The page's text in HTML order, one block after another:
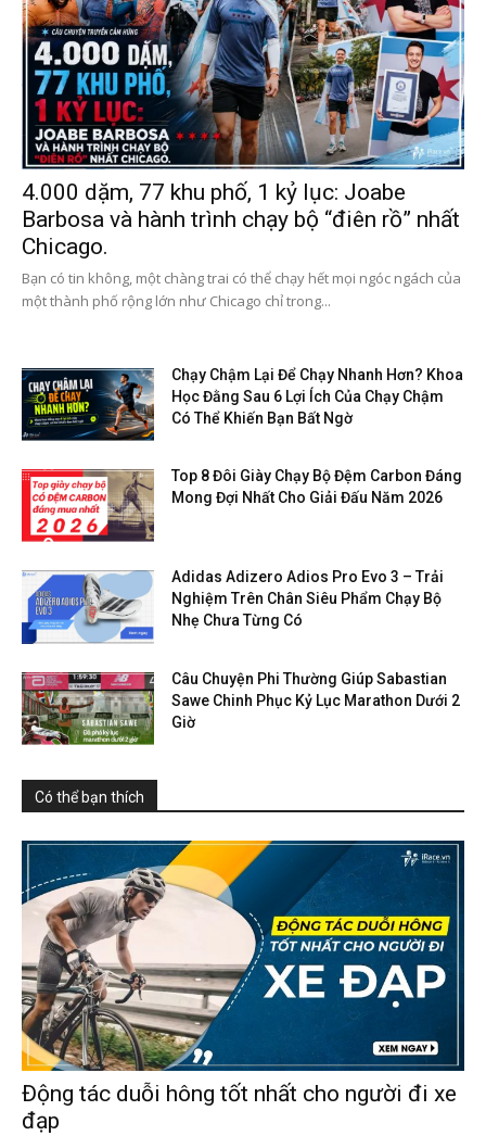
4.000 dặm, 77 khu phố, 1 kỷ lục: Joabe
Barbosa và hành trình chạy bộ “điên rồ” nhất
Chicago.
Bạn có tin không, một chàng trai có thể chạy hết mọi ngóc ngách của
một thành phố rộng lớn như Chicago chỉ trong...
Chạy Chậm Lại Để Chạy Nhanh Hơn? Khoa
Học Đằng Sau 6 Lợi Ích Của Chạy Chậm
Có Thể Khiến Bạn Bất Ngờ
Top 8 Đôi Giày Chạy Bộ Đệm Carbon Đáng
Mong Đợi Nhất Cho Giải Đấu Năm 2026
Adidas Adizero Adios Pro Evo 3 – Trải
Nghiệm Trên Chân Siêu Phẩm Chạy Bộ
Nhẹ Chưa Từng Có
Câu Chuyện Phi Thường Giúp Sabastian
Sawe Chinh Phục Kỷ Lục Marathon Dưới 2
Giờ
Có thể bạn thích
Động tác duỗi hông tốt nhất cho người đi xe
đạp